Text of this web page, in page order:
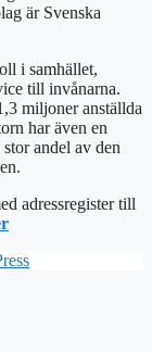
är Svenska
i samhället,
till invånarna.
miljoner anställda
har även en
andel av den
adressregister till